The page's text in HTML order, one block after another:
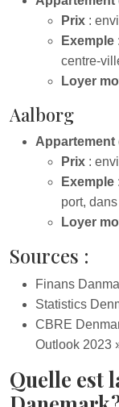
Prix :
Exemple
centre-
Loyer
Aalborg
Appartement
Prix :
Exemple
port,
Loyer
Sources :
Finans
Statistics
CBRE
Outlook 2023
Quelle est